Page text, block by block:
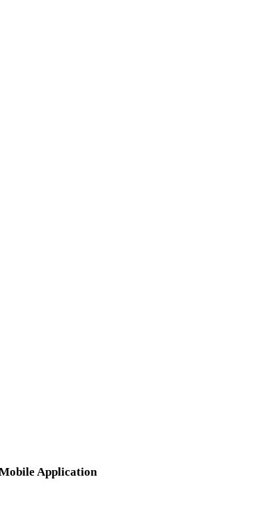
Application